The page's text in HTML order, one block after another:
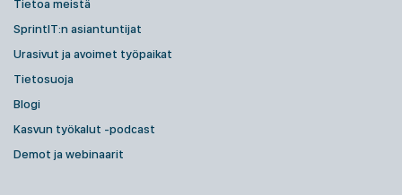
Tietoa meistä
SprintIT:n asiantuntijat
Urasivut ja avoimet työpaikat
Tietosuoja
Blogi
Kasvun työkalut -podcast
Demot ja webinaarit